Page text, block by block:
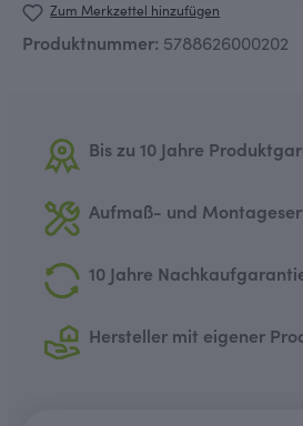
Zum Merkzettel hinzufügen
Produktnummer: 5788626000202
Bis zu 10 Jahre
Aufmaß- und
10 Jahre
Hersteller mit eigener